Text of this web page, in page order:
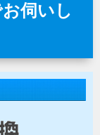
伺いし